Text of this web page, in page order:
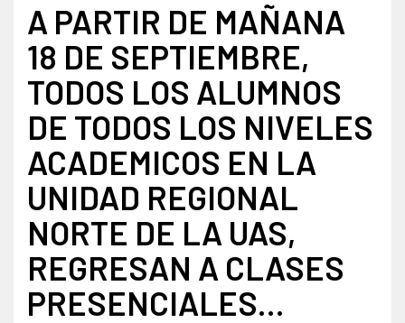
A PARTIR DE MAÑANA
18 DE SEPTIEMBRE,
TODOS LOS ALUMNOS
DE TODOS LOS NIVELES
ACADEMICOS EN LA
UNIDAD REGIONAL
NORTE DE LA UAS,
REGRESAN A CLASES
PRESENCIALES…